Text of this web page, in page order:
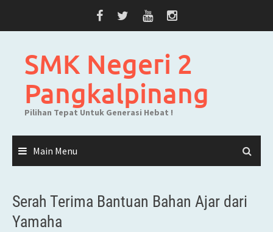
SMK Negeri 2
Pangkalpinang
Pilihan Tepat Untuk Generasi Hebat !
Main Menu
Serah Terima Bantuan Bahan Ajar dari
Yamaha